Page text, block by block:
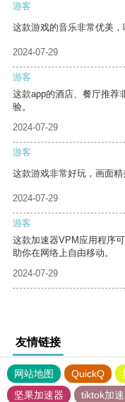
游客
这款游戏的音乐非常优美，
2024-07-29
游客
这款app的酒店、餐厅推荐
验。
2024-07-29
游客
这款游戏非常好玩，画面精
2024-07-29
游客
这款加速器VPM应用程序
助你在网络上自由移动。
2024-07-29
友情链接
网站地图 QuickQ
坚果加速器
tiktok加